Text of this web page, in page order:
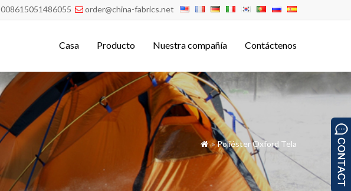
008615051486055  order@china-fabrics.net
Casa Producto Nuestra compañía Contáctenos
 »Poliéster Oxford Tela